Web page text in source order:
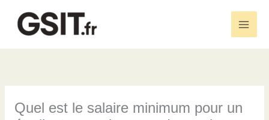
contenu
Main
Quel est le salaire minimum pour un